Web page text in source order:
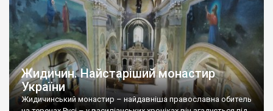
Жидичин. Найстаріший монастир
України
Жидичинський монастир – найдавніша православна обитель